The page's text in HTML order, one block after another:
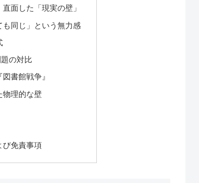
面した「現実の壁」
同じ」という無力感
の対比
書館戦争』
物理的な壁
び免責事項